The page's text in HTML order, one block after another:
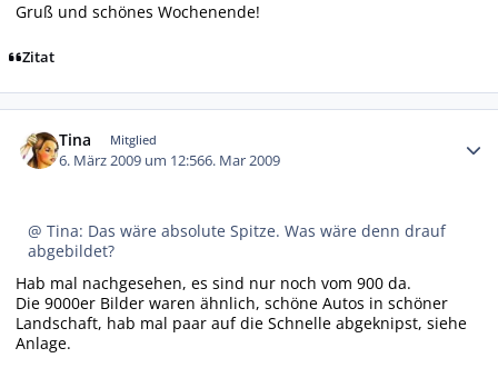
Gruß und schönes Wochenende!
Zitat
Tina Mitglied
6. März 2009 um 12:566. Mar 2009
@ Tina: Das wäre absolute Spitze. Was wäre denn drauf
abgebildet?
Hab mal nachgesehen, es sind nur noch vom 900 da.
Die 9000er Bilder waren ähnlich, schöne Autos in schöner
Landschaft, hab mal paar auf die Schnelle abgeknipst, siehe
Anlage.